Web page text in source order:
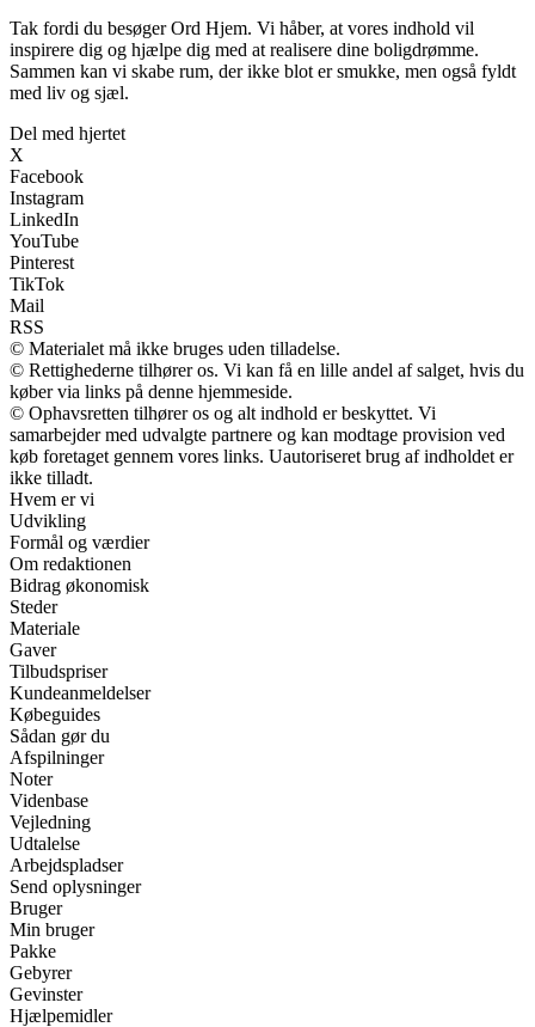
Tak fordi du besøger Ord Hjem. Vi håber, at vores indhold vil
inspirere dig og hjælpe dig med at realisere dine boligdrømme.
Sammen kan vi skabe rum, der ikke blot er smukke, men også fyldt
med liv og sjæl.
Del med hjertet
X
Facebook
Instagram
LinkedIn
YouTube
Pinterest
TikTok
Mail
RSS
© Materialet må ikke bruges uden tilladelse.
© Rettighederne tilhører os. Vi kan få en lille andel af salget, hvis du
køber via links på denne hjemmeside.
© Ophavsretten tilhører os og alt indhold er beskyttet. Vi
samarbejder med udvalgte partnere og kan modtage provision ved
køb foretaget gennem vores links. Uautoriseret brug af indholdet er
ikke tilladt.
Hvem er vi
Udvikling
Formål og værdier
Om redaktionen
Bidrag økonomisk
Steder
Materiale
Gaver
Tilbudspriser
Kundeanmeldelser
Købeguides
Sådan gør du
Afspilninger
Noter
Videnbase
Vejledning
Udtalelse
Arbejdspladser
Send oplysninger
Bruger
Min bruger
Pakke
Gebyrer
Gevinster
Hjælpemidler